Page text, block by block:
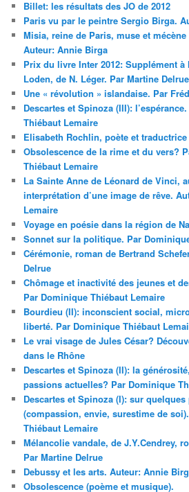
Billet: les résultats des JO de 2012
Paris vu par le peintre Sergio Birga.
Misia, reine de Paris, muse et
Auteur: Annie Birga
Prix du livre Inter 2012: Supplément à
Loden, de N. Léger. Par Martine Delrue
Une « révolution » islandaise. Par
Descartes et Spinoza (III):
Thiébaut Lemaire
Elisabeth Rochlin, poète et traductrice
Obsolescence de la rime et du vers?
Thiébaut Lemaire
La Sainte Anne de Léonard de Vinci,
interprétation d’une image de rêve.
Lemaire
Voyage en poésie dans la région de
Sonnet sur la politique. Par
Cérémonie, roman de Bertrand
Delrue
Chômage et inactivité des jeunes et
Par Dominique Thiébaut Lemaire
Bourdieu (II): inconscient social,
liberté. Par Dominique Thiébaut
Le vrai visage de Jules César?
dans le Rhône
Descartes et Spinoza (II): la
passions actuelles? Par Dominique
Descartes et Spinoza (I): sur
(compassion, envie, surestime de
Thiébaut Lemaire
Mélancolie vandale, de J.Y.Cendrey,
Par Martine Delrue
Debussy et les arts. Auteur: Annie
Obsolescence (poème et musique).